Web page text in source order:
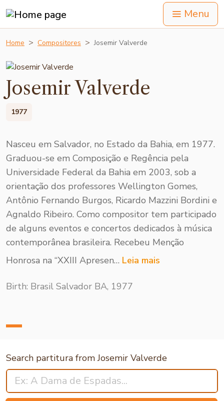
Menu
Home Compositores Josemir Valverde
Josemir Valverde
1977
Nasceu em Salvador, no Estado da Bahia, em 1977.
Graduou-se em Composição e Regência pela
Universidade Federal da Bahia em 2003, sob a
orientação dos professores Wellington Gomes,
Antônio Fernando Burgos, Ricardo Mazzini Bordi­ni e
Agnaldo Ribeiro. Como compositor tem participado
de alguns eventos e concertos dedicados à música
contemporânea brasileira. Recebeu Menção
Honrosa na “XXIII Apresen… Leia mais
Birth: Brasil Salvador BA, 1977
Search partitura from Josemir Valverde